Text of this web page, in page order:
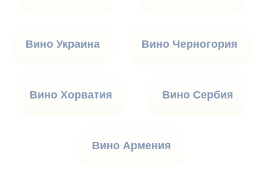
Вино Украина Вино Черногория
Вино Хорватия Вино Сербия
Вино Армения